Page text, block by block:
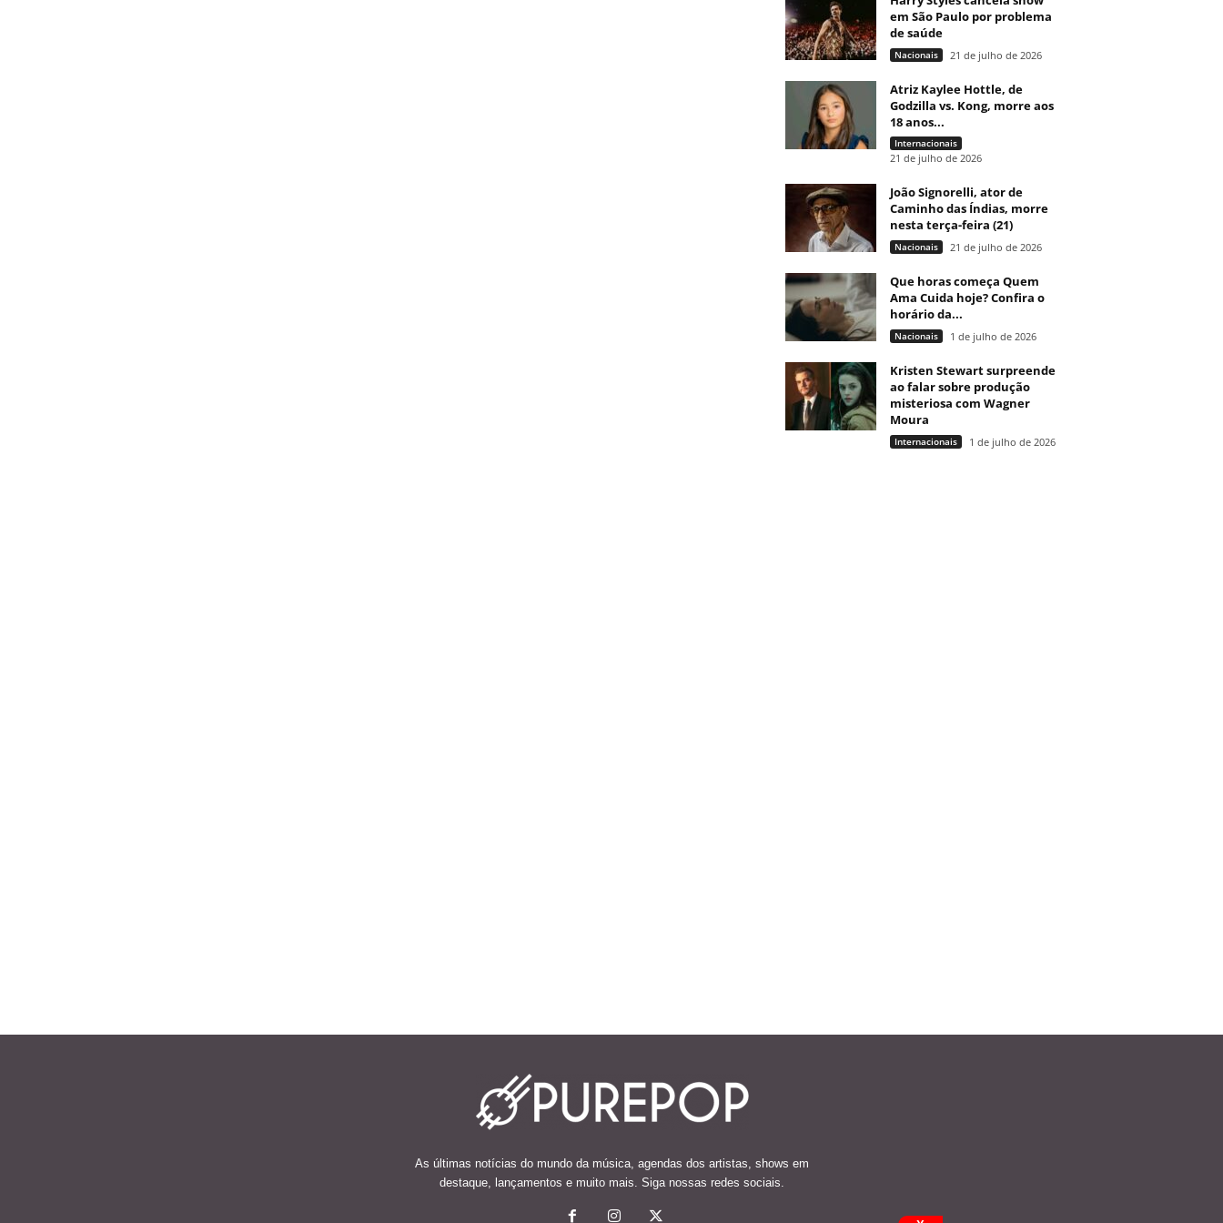
em São Paulo por problema
de saúde
Nacionais 21 de julho de 2026
Atriz Kaylee Hottle, de
Godzilla vs. Kong, morre aos
18 anos...
Internacionais
21 de julho de 2026
João Signorelli, ator de
Caminho das Índias, morre
nesta terça-feira (21)
Nacionais 21 de julho de 2026
Que horas começa Quem
Ama Cuida hoje? Confira o
horário da...
Nacionais 1 de julho de 2026
Kristen Stewart surpreende
ao falar sobre produção
misteriosa com Wagner
Moura
Internacionais 1 de julho de 2026
As últimas notícias do mundo da música, agendas dos artistas, shows em
destaque, lançamentos e muito mais. Siga nossas redes sociais.